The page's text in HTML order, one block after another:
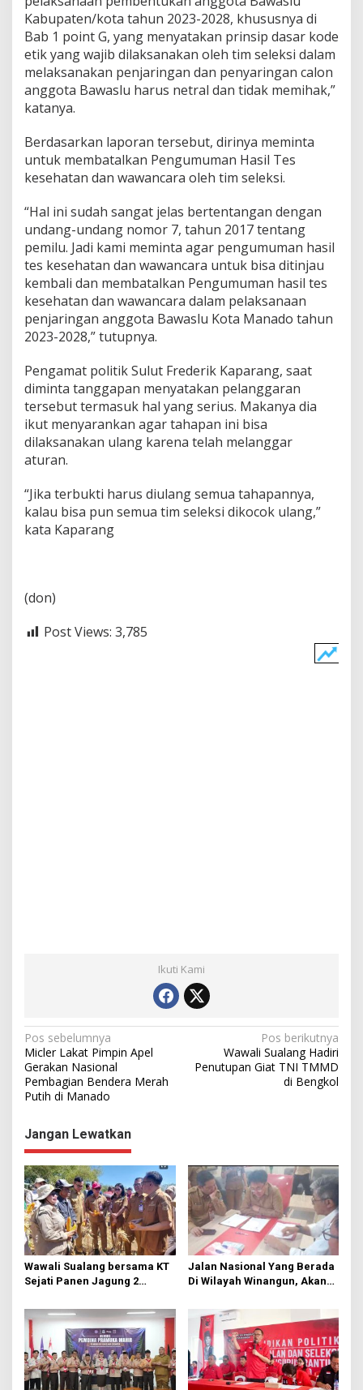
Kabupaten/kota tahun 2023-2028, khususnya di
Bab 1 point G, yang menyatakan prinsip dasar kode
etik yang wajib dilaksanakan oleh tim seleksi dalam
melaksanakan penjaringan dan penyaringan calon
anggota Bawaslu harus netral dan tidak memihak,”
katanya.
Berdasarkan laporan tersebut, dirinya meminta
untuk membatalkan Pengumuman Hasil Tes
kesehatan dan wawancara oleh tim seleksi.
“Hal ini sudah sangat jelas bertentangan dengan
undang-undang nomor 7, tahun 2017 tentang
pemilu. Jadi kami meminta agar pengumuman hasil
tes kesehatan dan wawancara untuk bisa ditinjau
kembali dan membatalkan Pengumuman hasil tes
kesehatan dan wawancara dalam pelaksanaan
penjaringan anggota Bawaslu Kota Manado tahun
2023-2028,” tutupnya.
Pengamat politik Sulut Frederik Kaparang, saat
diminta tanggapan menyatakan pelanggaran
tersebut termasuk hal yang serius. Makanya dia
ikut menyarankan agar tahapan ini bisa
dilaksanakan ulang karena telah melanggar
aturan.
“Jika terbukti harus diulang semua tahapannya,
kalau bisa pun semua tim seleksi dikocok ulang,”
kata Kaparang
(don)
Post Views: 3,785
Ikuti Kami
N
a
v
g
a
s
i
p
o
s
Pos sebelumnya
Micler Lakat Pimpin Apel
Gerakan Nasional
Pembagian Bendera Merah
Putih di Manado
Pos berikutnya
Wawali Sualang Hadiri
Penutupan Giat TNI TMMD
di Bengkol
Jangan Lewatkan
Wawali Sualang bersama KT
Sejati Panen Jagung 2
Jalan Nasional Yang Berada
Di Wilayah Winangun, Akan